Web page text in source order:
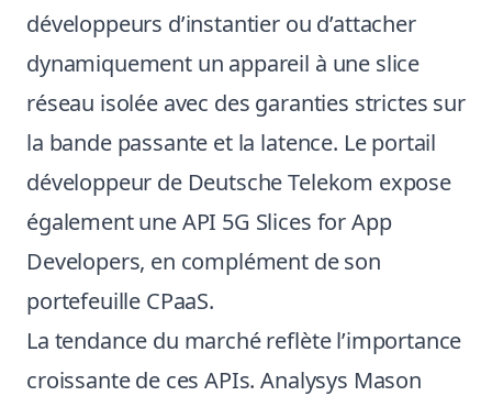
développeurs d’instantier ou d’attacher
dynamiquement un appareil à une slice
réseau isolée avec des garanties strictes sur
la bande passante et la latence. Le portail
développeur de Deutsche Telekom expose
également une API 5G Slices for App
Developers, en complément de son
portefeuille CPaaS.
La tendance du marché reflète l’importance
croissante de ces APIs. Analysys Mason